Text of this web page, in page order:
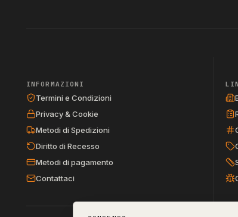
INFORMAZIONI
Termini e Condizioni
Privacy & Cookie
Metodi di Spedizioni
Diritto di Recesso
Metodi di pagamento
Contattaci